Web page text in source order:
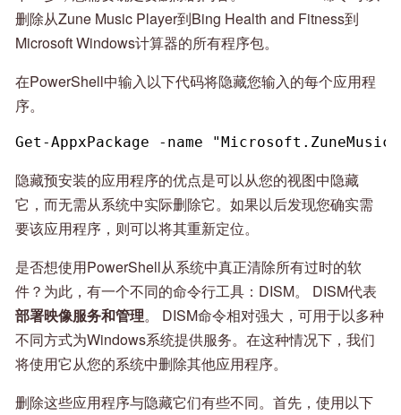
删除从Zune Music Player到Bing Health and Fitness到
Microsoft Windows计算器的所有程序包。
在PowerShell中输入以下代码将隐藏您输入的每个应用程
序。
Get-AppxPackage -name
隐藏预安装的应用程序的优点是可以从您的视图中隐藏
它，而无需从系统中实际删除它。如果以后发现您确实需
要该应用程序，则可以将其重新定位。
是否想使用PowerShell从系统中真正清除所有过时的软
件？为此，有一个不同的命令行工具：DISM。 DISM代表
部署映像服务和管理。 DISM命令相对强大，可用于以多种
不同方式为Windows系统提供服务。在这种情况下，我们
将使用它从您的系统中删除其他应用程序。
删除这些应用程序与隐藏它们有些不同。首先，使用以下